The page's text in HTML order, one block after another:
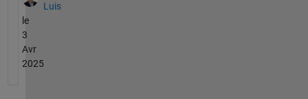
Luis
le
3
Avr
2025